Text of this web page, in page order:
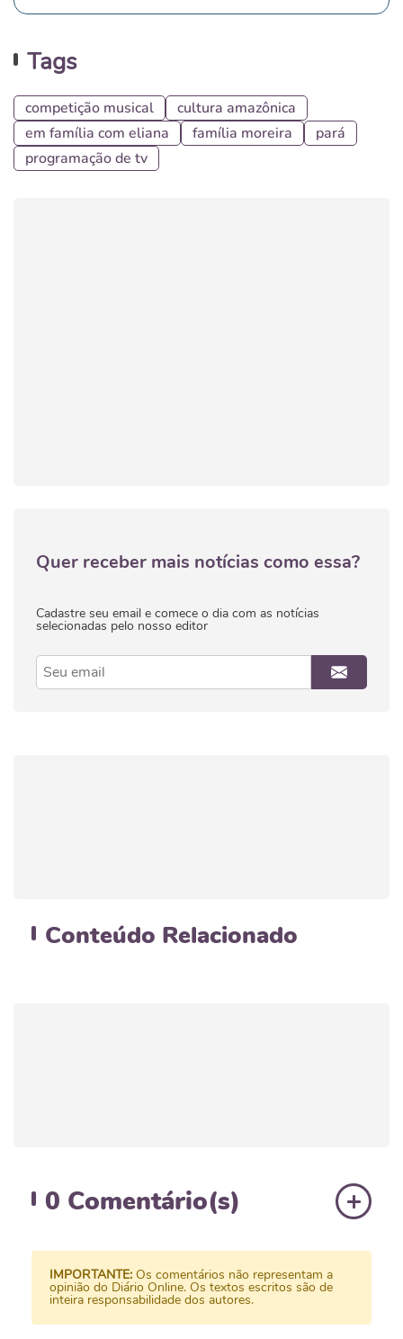
Tags
competição musical
cultura amazônica
em família com eliana
família moreira
pará
programação de tv
Quer receber mais notícias como essa?
Cadastre seu email e comece o dia com as notícias
selecionadas pelo nosso editor
Conteúdo Relacionado
0 Comentário(s)
IMPORTANTE: Os comentários não representam a
opinião do Diário Online. Os textos escritos são de
inteira responsabilidade dos autores.